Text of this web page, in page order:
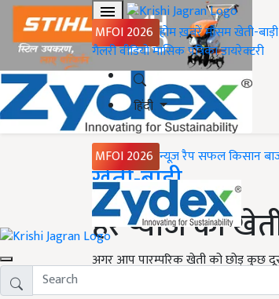
MFOI 2026 होमख़बरेंमौसमखेती-बाड़ी
गैलरीवीडियोमासिक पत्रिकाडायरेक्टरी
हिंदी
MFOI 2026 न्यूज़ रैपसफल किसान
Home
खेती-बाड़ी
हरे प्याज की
अगर आप पारम्परिक खेती को छोड़ कुछ